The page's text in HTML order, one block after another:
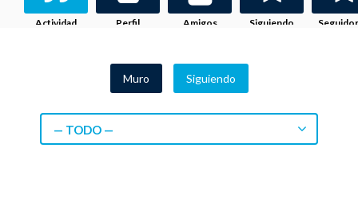
Actividad Perfil Amigos Siguiendo
Muro Siguiendo
— TODO —